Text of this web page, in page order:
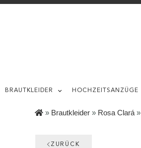
BRAUTKLEIDER HOCHZEITSANZÜGE
» Brautkleider » Rosa Clará »
ZURÜCK